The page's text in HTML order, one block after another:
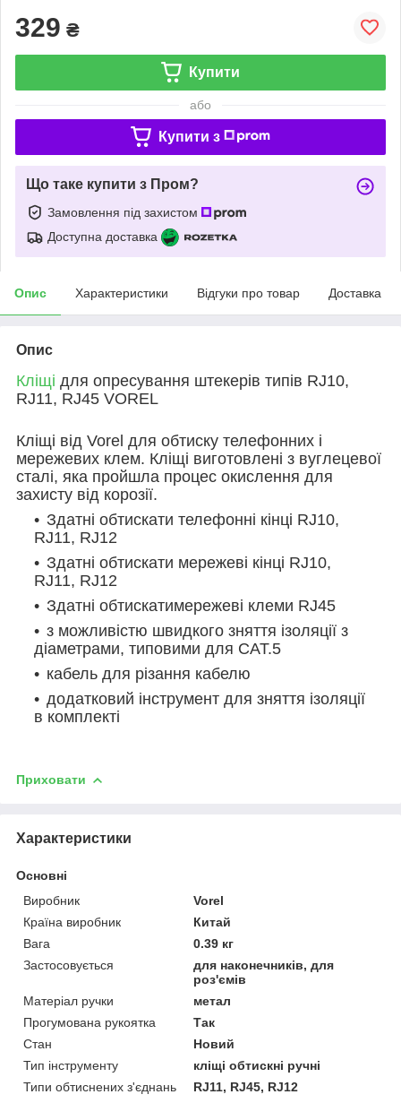
329 ₴
Купити
або
Купити з
Що таке купити з Пром?
Замовлення під захистом
Доступна доставка
Опис Характеристики Відгуки про товар Доставка
Опис
Кліщі для опресування штекерів типів RJ10,
RJ11, RJ45 VOREL
Кліщі від Vorel для обтиску телефонних і
мережевих клем. Кліщі виготовлені з вуглецевої
сталі, яка пройшла процес окислення для
захисту від корозії.
Здатні обтискати телефонні кінці RJ10,
RJ11, RJ12
Здатні обтискати мережеві кінці RJ10,
RJ11, RJ12
Здатні обтискатимережеві клеми RJ45
з можливістю швидкого зняття ізоляції з
діаметрами, типовими для CAT.5
кабель для різання кабелю
додатковий інструмент для зняття ізоляції
в комплекті
Приховати
Характеристики
Основні
Виробник
Vorel
Країна виробник
Китай
Вага
0.39 кг
Застосовується
для наконечників, для
роз'ємів
Матеріал ручки
метал
Прогумована рукоятка
Так
Стан
Новий
Тип інструменту
кліщі обтискні ручні
Типи обтиснених з'єднань
RJ11, RJ45, RJ12